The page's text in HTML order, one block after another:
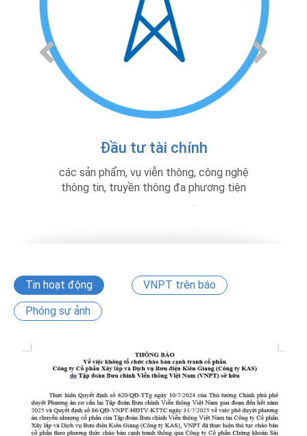
Đầu tư tài chính
các sản phẩm, vụ viễn thông, công nghệ
thông tin, truyền thông đa phương tiện
Tin hoạt động
VNPT trên báo
Phóng sự ảnh